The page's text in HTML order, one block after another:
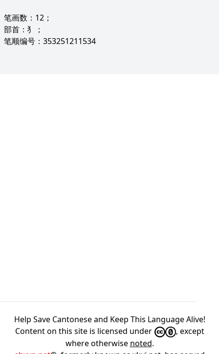
笔画数：12；
部首：犭；
笔顺编号：353251211534
Help Save Cantonese and Keep This Language Alive!
Content on this site is licensed under
, except
where otherwise noted.